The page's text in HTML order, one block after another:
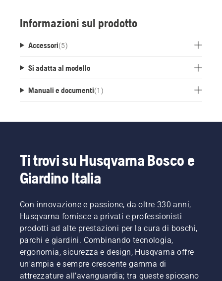
per tutti gli attrezzi da giardinaggio, come
Viti, tappi di plastica e tappi terminali sono
inclusi per montare la guida con un look pulito e
Informazioni sul prodotto
Accessori(5)
Si adatta al modello
Manuali e documenti(1 )
Ti trovi su Husqvarna Bosco e
Giardino Italia
Con innovazione e passione, da oltre 330 anni,
Husqvarna fornisce a privati e professionisti
prodotti ad alte prestazioni per la cura di boschi,
parchi e giardini. Combinando tecnologia,
ergonomia, sicurezza e design, Husqvarna offre
un'ampia e sempre crescente gamma di
attrezzature all’avanguardia; tra queste spiccano